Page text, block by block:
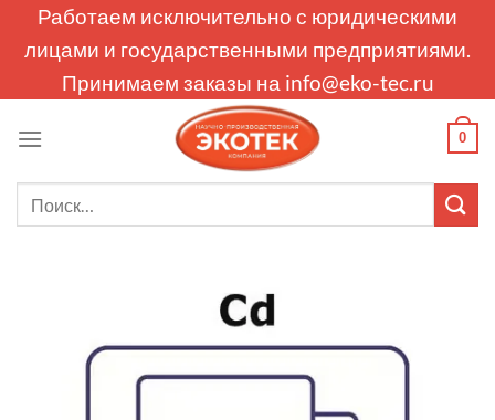
Работаем исключительно с юридическими
лицами и государственными предприятиями.
Принимаем заказы на info@eko-tec.ru
0